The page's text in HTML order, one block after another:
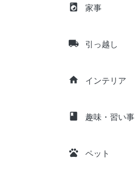
local_laundry_service 家事
local_shipping 引っ越し
home インテリア
class 趣味・習い事
pets ペット